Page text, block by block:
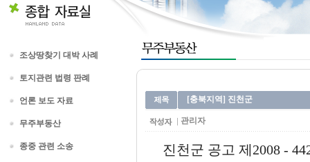
조상땅찾기 대박 사례
토지관련 법령 판례
언론 보도 자료
무주부동산
종중 관련 소송
[충북지역] 진천군
관리자
진천군 공고 제2008 -